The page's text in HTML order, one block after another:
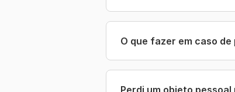
O que fazer em caso
Perdi um objeto